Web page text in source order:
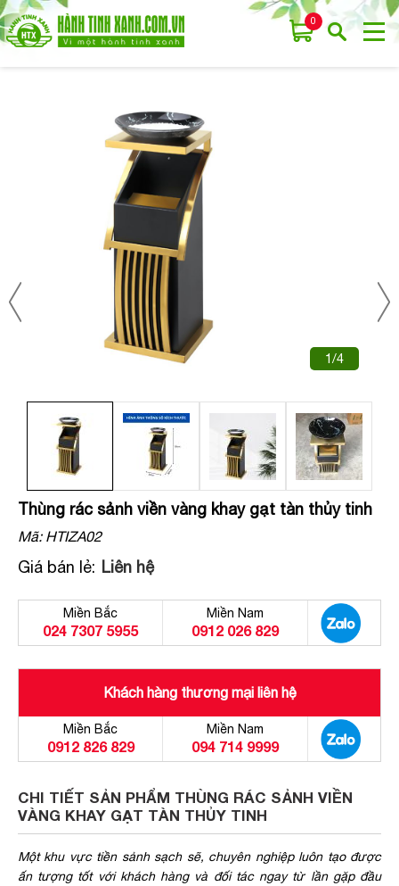
0
1/4
Thùng rác sảnh viền vàng khay gạt tàn thủy tinh
Mã:HTIZA02
Giá bán lẻ: Liên hệ
Miền Bắc
024 7307 5955
Miền Nam
0912 026 829
Khách hàng thương mại liên hệ
Miền Bắc
0912 826 829
Miền Nam
094 714 9999
CHI TIẾT SẢN PHẨM THÙNG RÁC SẢNH VIỀN
VÀNG KHAY GẠT TÀN THỦY TINH
Một khu vực tiền sảnh sạch sẽ, chuyên nghiệp luôn tạo được
ấn tượng tốt với khách hàng và đối tác ngay từ lần gặp đầu